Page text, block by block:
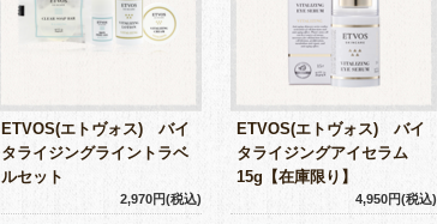
ETVOS(エトヴォス) バイ
タライジングライントラベ
ルセット
2,970円(税込)
ETVOS(エトヴォス) バイ
タライジングアイセラム
15g【在庫限り】
4,950円(税込)